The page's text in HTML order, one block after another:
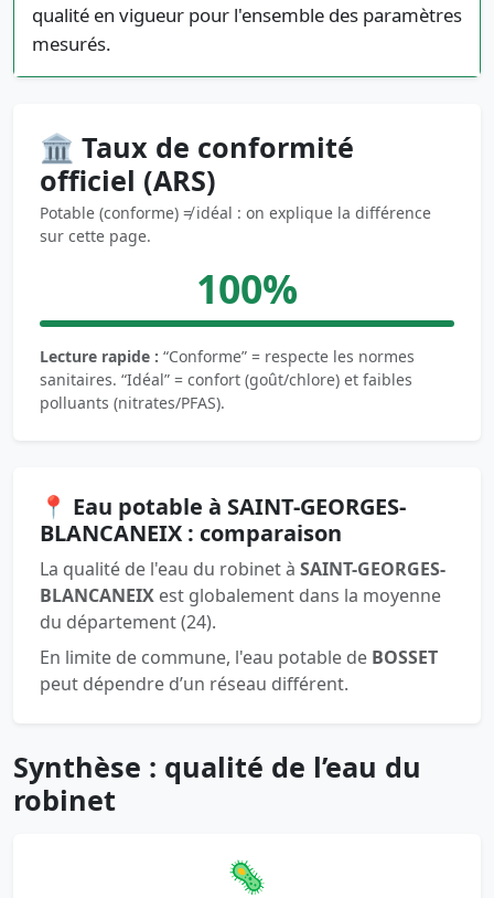
qualité en vigueur pour l'ensemble des paramètres
mesurés.
🏛️ Taux de conformité
officiel (ARS)
Potable (conforme) ≠ idéal : on explique la différence
sur cette page.
100%
Lecture rapide : “Conforme” = respecte les normes
sanitaires. “Idéal” = confort (goût/chlore) et faibles
polluants (nitrates/PFAS).
📍 Eau potable à SAINT-GEORGES-
BLANCANEIX : comparaison
La qualité de l'eau du robinet à SAINT-GEORGES-
BLANCANEIX est globalement dans la moyenne
du département (24).
En limite de commune, l'eau potable de BOSSET
peut dépendre d’un réseau différent.
Synthèse : qualité de l’eau du
robinet
🦠